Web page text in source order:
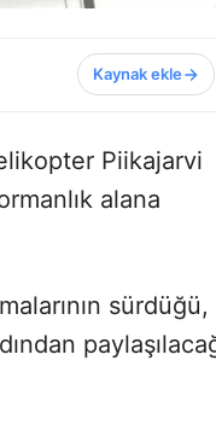
Kaynak ekle
Piikajarvi
alana
sürdüğü,